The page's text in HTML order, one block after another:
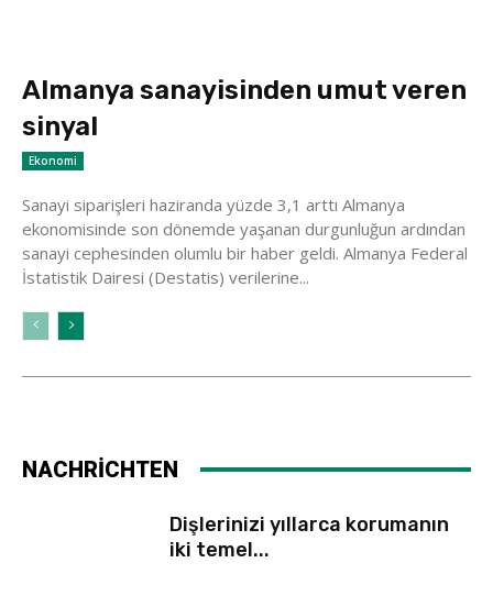
Almanya sanayisinden umut veren
sinyal
Ekonomi
Sanayi siparişleri haziranda yüzde 3,1 arttı Almanya
ekonomisinde son dönemde yaşanan durgunluğun ardından
sanayi cephesinden olumlu bir haber geldi. Almanya Federal
İstatistik Dairesi (Destatis) verilerine...
NACHRİCHTEN
Dişlerinizi yıllarca korumanın
iki temel...